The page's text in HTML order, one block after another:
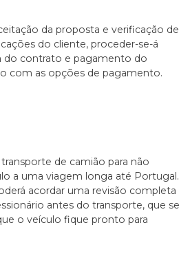
da proposta e verificação de
do cliente, proceder-se-á
do contrato e pagamento do
com as opções de pagamento.
de camião para não
a uma viagem longa até Portugal.
acordar uma revisão completa
antes do transporte, que se
o veículo fique pronto para